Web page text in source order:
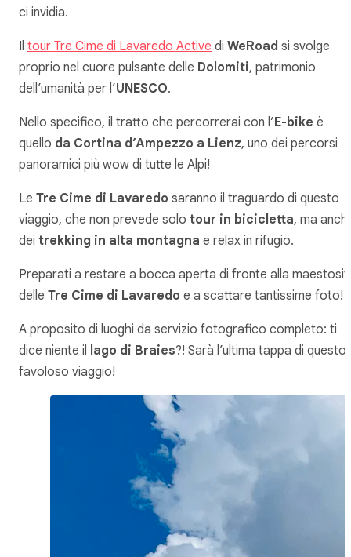
ci invidia.
Il tour Tre Cime di Lavaredo Active di WeRoad si svolge
proprio nel cuore pulsante delle Dolomiti, patrimonio
dell’umanità per l’UNESCO.
Nello specifico, il tratto che percorrerai con l’E-bike è
quello da Cortina d’Ampezzo a Lienz, uno dei percorsi
panoramici più wow di tutte le Alpi!
Le Tre Cime di Lavaredo saranno il traguardo di questo
viaggio, che non prevede solo tour in bicicletta, ma
dei trekking in alta montagna e relax in rifugio.
Preparati a restare a bocca aperta di fronte alla
delle Tre Cime di Lavaredo e a scattare tantissime foto!
A proposito di luoghi da servizio fotografico completo: ti
dice niente il
lago di Braies?! Sarà l’ultima tappa di questo
favoloso viaggio!